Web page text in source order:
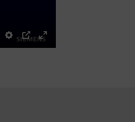
Settings
PIP
Enter